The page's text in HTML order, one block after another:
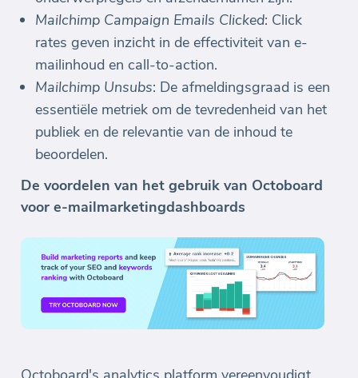
Mailchimp Campaign Emails Clicked: Click
rates geven inzicht in de effectiviteit van e-
mailinhoud en call-to-action.
Mailchimp Unsubs: De afmeldingsgraad is een
essentiële metriek om de tevredenheid van het
publiek en de relevantie van de inhoud te
beoordelen.
De voordelen van het gebruik van Octoboard
voor e-mailmarketingdashboards